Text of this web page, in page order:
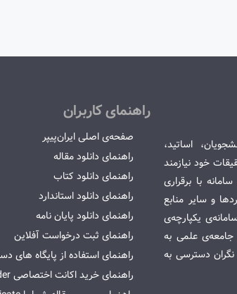
اساتید،
خود نیازمند
با برقراری
و سایر منابع
یکپارچه‌ی
جامعه‌ی علمی به
نگران دسترسی به
راهنمای کاربران
صفحه‌ی اصلی ایران‌پیپر
راهنمای دانلود مقاله
راهنمای دانلود کتاب
راهنمای دانلود استاندارد
راهنمای دانلود پایان نامه
راهنمای ثبت درخواست آفلاین
راهنمای استفاده از پایگاه های
راهنمای خرید اکانت اختصاصی SciFinder